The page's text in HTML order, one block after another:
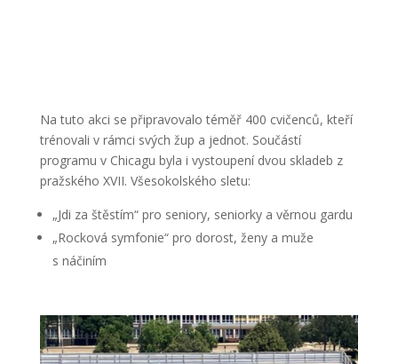
Na tuto akci se připravovalo téměř 400 cvičenců, kteří
trénovali v rámci svých žup a jednot. Součástí
programu v Chicagu byla i vystoupení dvou skladeb z
pražského XVII. Všesokolského sletu:
„Jdi za štěstím“ pro seniory, seniorky a věrnou gardu
„Rocková symfonie“ pro dorost, ženy a muže
s náčiním